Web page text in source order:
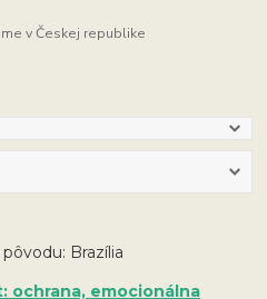
v Českej republike
Brazília
ochrana, emocionálna